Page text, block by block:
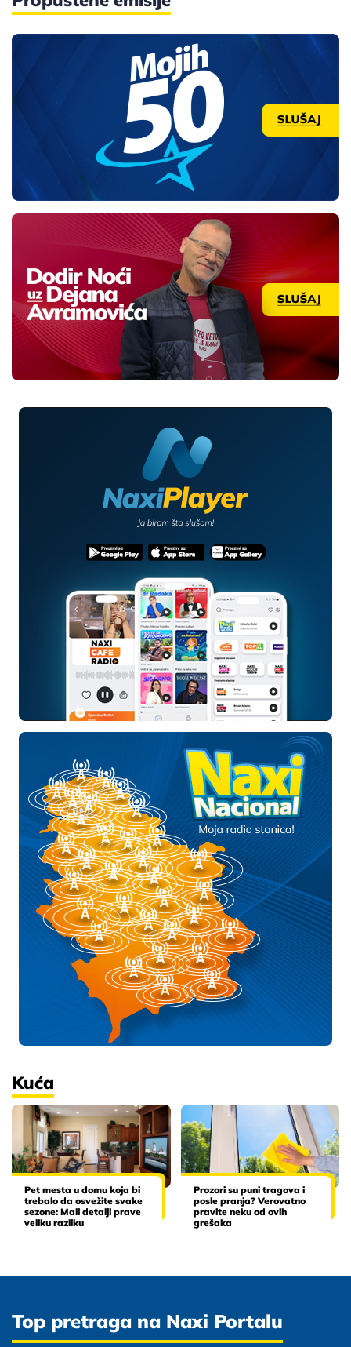
Kuća
Pet mesta u domu koja bi
trebalo da osvežite svake
sezone: Mali detalji prave
veliku razliku
Prozori su puni tragova i
posle pranja? Verovatno
pravite neku od ovih
grešaka
Top pretraga na Naxi Portalu